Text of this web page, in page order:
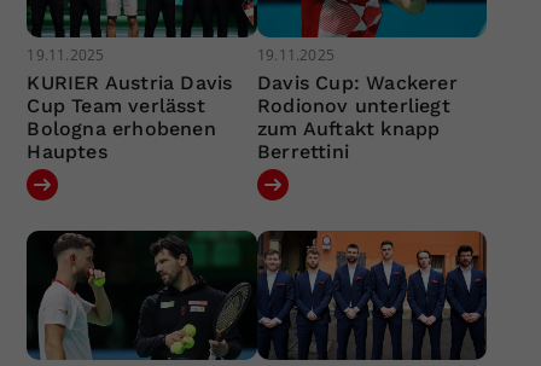
19.11.2025
KURIER Austria Davis
Cup Team verlässt
Bologna erhobenen
Hauptes
19.11.2025
Davis Cup: Wackerer
Rodionov unterliegt
zum Auftakt knapp
Berrettini